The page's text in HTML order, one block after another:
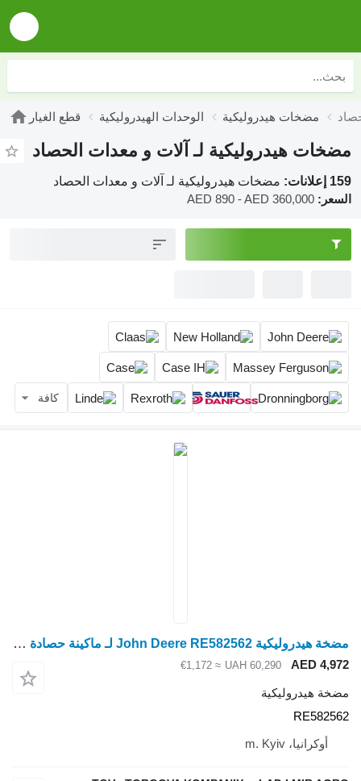
قطع الغيار الوحدات الهيدروليكية مضخات هيدروليكية
مضخات هيدروليكية لـ آلات و معدات الحصاد
159 إعلانات:
مضخات هيدروليكية لـ آلات و معدات الحصاد
السعر: AED 890 - AED 360,000
كافة
مضخة هيدروليكية John Deere RE582562 لـ ماكينة حصادة دراسة John Deere
AED 4,972
UAH 60,290
≈ €1,172
مضخة هيدروليكية
RE582562
أوكرانيا، m. Kyiv